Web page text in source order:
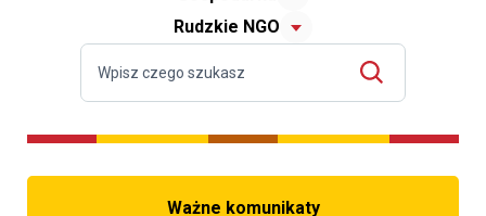
Rudzkie NGO
Ważne komunikaty